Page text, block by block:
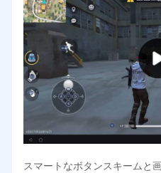
スマートなボタンスキームと